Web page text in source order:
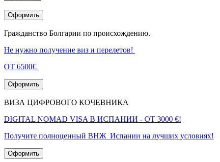
Оформить
Гражданство Болгарии по происхождению.
Не нужно получение виз и перелетов!
ОТ 6500€
Оформить
ВИЗА ЦИФРОВОГО КОЧЕВНИКА
DIGITAL NOMAD VISA В ИСПАНИИ - ОТ 3000 €!
Получите полноценный ВНЖ Испании на лучших условиях!
Оформить